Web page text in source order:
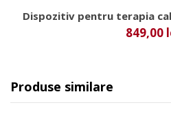
Dispozitiv pentru terapia
849,00
Produse similare